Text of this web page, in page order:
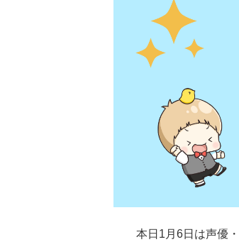
本日1月6日は声優・